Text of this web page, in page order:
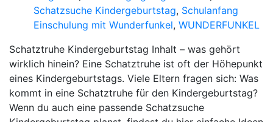
Schatzsuche Kindergeburtstag, Schulanfang
Einschulung mit Wunderfunkel, WUNDERFUNKEL
Schatztruhe Kindergeburtstag Inhalt – was gehört
wirklich hinein? Eine Schatztruhe ist oft der Höhepunkt
eines Kindergeburtstags. Viele Eltern fragen sich: Was
kommt in eine Schatztruhe für den Kindergeburtstag?
Wenn du auch eine passende Schatzsuche